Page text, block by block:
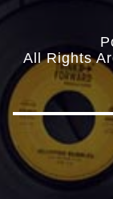
All Rights